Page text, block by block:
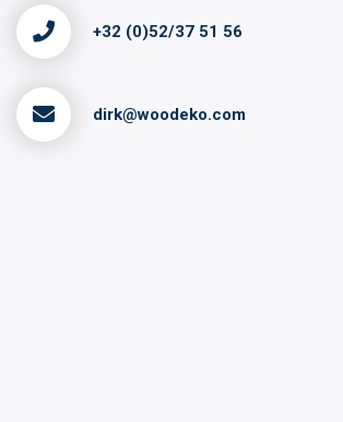
+32 (0)52/37 51 56
dirk@woodeko.com